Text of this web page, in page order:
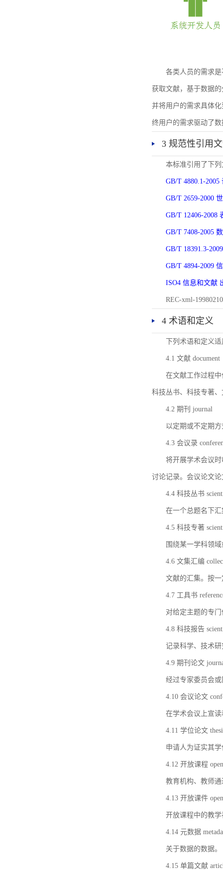
各类人员的需求
获取文献，基于数据
并将用户的需求具体
终用户的需求驱动了
3 规范性引用
本标准引用了下
GB/T 4880.1-
GB/T 2659-2000
GB/T 12406-2008
GB/T 7408-2005
GB/T 18391.3-
GB/T 4894-2009
ISO4 信息和文献
REC-xml-
4 术语和定义
下列术语和定义
4.1 文献 document
在文献工作过程
科技丛书、科技专著
4.2 期刊 journal
以定期或不定期
4.3 会议录
将开展学术会议
讨论记录。会议论文
4.4 科技丛书
在一个总题名下
4.5 科技专著
围绕某一学科领
4.6 文集汇编
文献的汇集。按
4.7 工具书
对给定主题的专
4.8 科技报告
记录科学、技术
4.9 期刊论文
经过专家委员会
4.10 会议论文
在学术会议上宣
4.11 学位论文
申请人为证实其
4.12 开放课程
教育机构、教师
4.13 开放课件
开放课程中的教
4.14 元数据
关于数据的数据。
4.15 单篇文献